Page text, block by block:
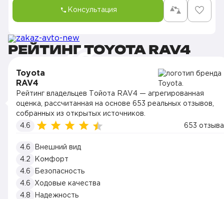
Консультация
РЕЙТИНГ TOYOTA RAV4
Toyota
RAV4
Рейтинг владельцев Тойота RAV4 — агрегированная
оценка, рассчитанная на основе 653 реальных отзывов,
собранных из открытых источников.
4.6
653 отзыва
4.6
Внешний вид
4.2
Комфорт
4.6
Безопасность
4.6
Ходовые качества
4.8
Надежность